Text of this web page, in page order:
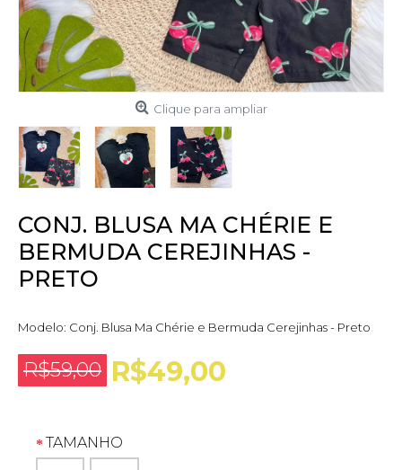
Clique para ampliar
CONJ. BLUSA MA CHÉRIE E
BERMUDA CEREJINHAS -
PRETO
Modelo: Conj. Blusa Ma Chérie e Bermuda Cerejinhas - Preto
R$59,00 R$49,00
TAMANHO